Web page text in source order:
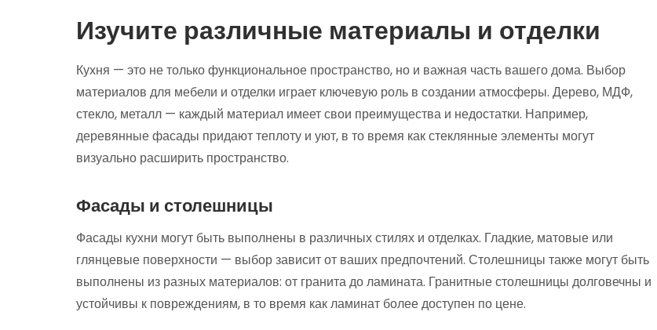
Изучите различные материалы и отделки
Кухня — это не только функциональное пространство, но и важная часть вашего дома. Выбор
материалов для мебели и отделки играет ключевую роль в создании атмосферы. Дерево, МДФ,
стекло, металл — каждый материал имеет свои преимущества и недостатки. Например,
деревянные фасады придают теплоту и уют, в то время как стеклянные элементы могут
визуально расширить пространство.
Фасады и столешницы
Фасады кухни могут быть выполнены в различных стилях и отделках. Гладкие, матовые или
глянцевые поверхности — выбор зависит от ваших предпочтений. Столешницы также могут быть
выполнены из разных материалов: от гранита до ламината. Гранитные столешницы долговечны и
устойчивы к повреждениям, в то время как ламинат более доступен по цене.